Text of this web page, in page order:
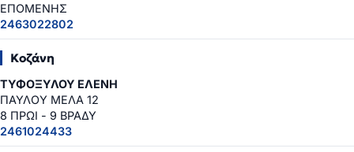
ΕΠΟΜΕΝΗΣ
2463022802
Κοζάνη
ΤΥΦΟΞΥΛΟΥ ΕΛΕΝΗ
ΠΑΥΛΟΥ ΜΕΛΑ 12
8 ΠΡΩΙ - 9 ΒΡΑΔΥ
2461024433